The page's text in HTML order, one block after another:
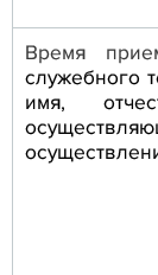
Время
служебного
имя,